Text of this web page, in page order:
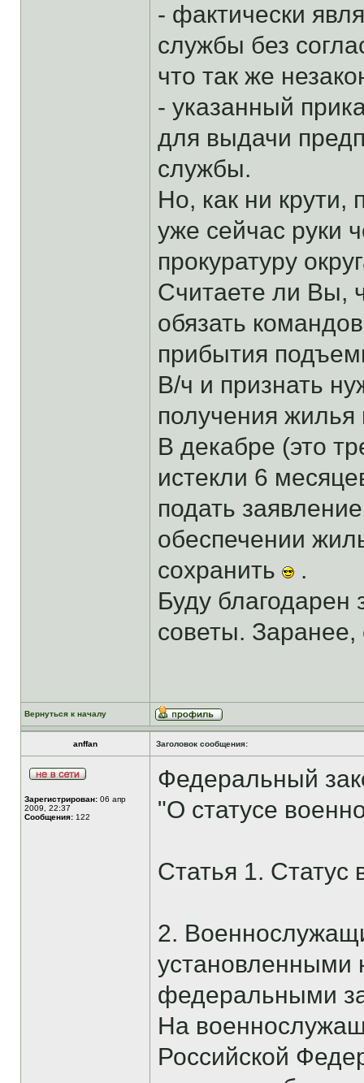
- фактически
службы без
что так же
- указанный
для выдачи
службы.
Но, как ни крути,
уже сейчас руки
прокуратуру
Считаете ли Вы,
обязать
прибытия
В/ч и признать
получения жилья
В декабре (это
истекли 6
подать
обеспечении
сохранить
.
Буду
советы. Заранее,
Вернуться к началу
anffan Заголовок сообщения:
Зарегистрирован: 06 апр
2009, 22:37
Сообщения: 122
Федеральный
"О статусе
Статья 1.
2.
установленными
федеральными
На
Российской